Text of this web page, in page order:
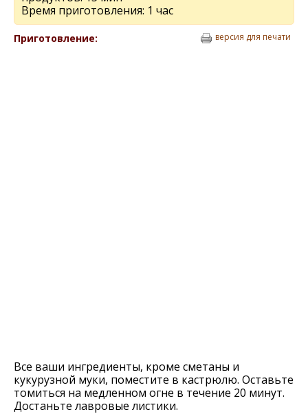
Время приготовления: 1 час
Приготовление: версия для печати
Все ваши ингредиенты, кроме сметаны и
кукурузной муки, поместите в кастрюлю. Оставьте
томиться на медленном огне в течение 20 минут.
Достаньте лавровые листики.